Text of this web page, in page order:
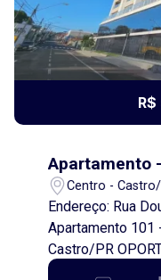
Apartamento
Centro -
Endereço: Rua
Apartamento 101
Castro/PR OPORTUNIDADE! Você que procura
um imóvel para